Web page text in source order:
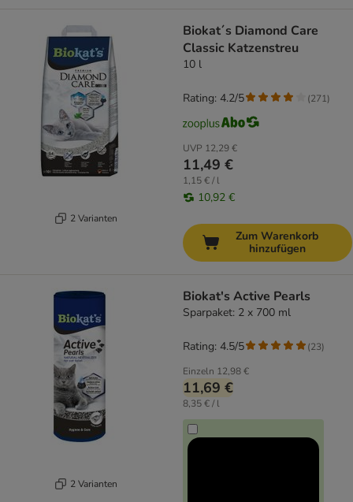
2 Varianten
Biokat´s Diamond Care
Classic Katzenstreu
10 l
UVP 12,29 €
11,49 €
1,15 € / l
10,92 €
Rating: 4.2/5 (271)
Zum Warenkorb
hinzufügen
2 Varianten
Biokat's Active Pearls
Sparpaket: 2 x 700 ml
Einzeln 12,98 €
11,69 €
8,35 € / l
Rating: 4.5/5 (23)